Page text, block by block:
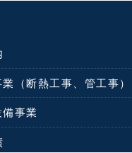
（断熱工事、管工事）
事業